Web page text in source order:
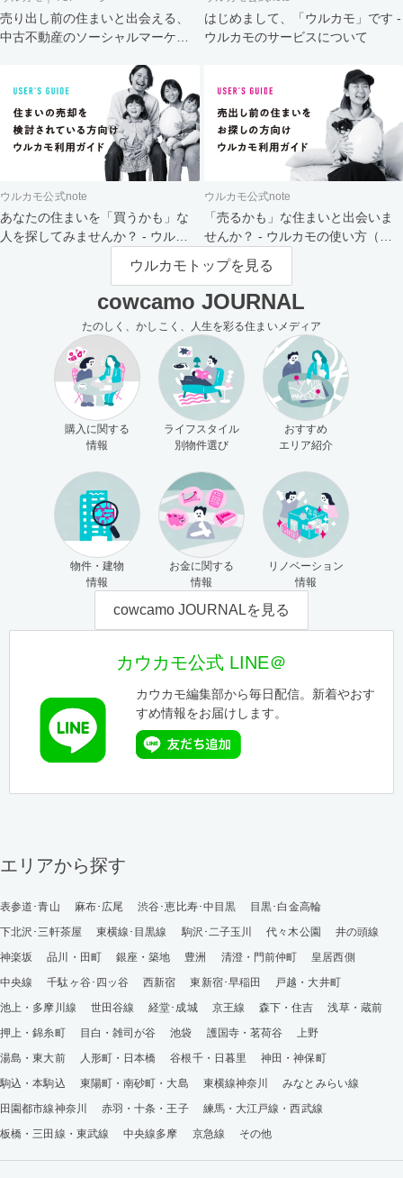
売り出し前の住まいと出会える、
中古不動産のソーシャルマーケッ
はじめまして、「ウルカモ」です -
ウルカモのサービスについて
ウルカモ公式note
あなたの住まいを「買うかも」な
人を探してみませんか？ - ウルカ
ウルカモ公式note
「売るかも」な住まいと出会いま
せんか？ - ウルカモの使い方（買
主さま向け）
ウルカモトップを見る
cowcamo JOURNAL
たのしく、かしこく、人生を彩る住まいメディア
購入に関する
情報
ライフスタイル
別物件選び
おすすめ
エリア紹介
物件・建物
情報
お金に関する
情報
リノベーション
情報
cowcamo JOURNALを見る
カウカモ公式 LINE＠
カウカモ編集部から毎日配信。新着やおす
すめ情報をお届けします。
エリアから探す
表参道･青山 麻布･広尾 渋谷･恵比寿･中目黒
目黒･白金高輪
下北沢･三軒茶屋
東横線･目黒線 駒沢･二子玉川 代々木公園
井の頭線
神楽坂
品川・田町 銀座・築地 豊洲 清澄・門前仲町
皇居西側
中央線
千駄ヶ谷･四ッ谷 西新宿 東新宿･早稲田
戸越・大井町
池上・多摩川線
世田谷線 経堂･成城 京王線 森下・住吉
浅草・蔵前
押上・錦糸町
目白・雑司が谷 池袋 護国寺・茗荷谷
上野
湯島・東大前
人形町・日本橋 谷根千・日暮里
神田・神保町
駒込・本駒込
東陽町・南砂町・大島 東横線神奈川
みなとみらい線
田園都市線神奈川
赤羽・十条・王子
練馬・大江戸線・西武線
板橋・三田線・東武線
中央線多摩 京急線 その他